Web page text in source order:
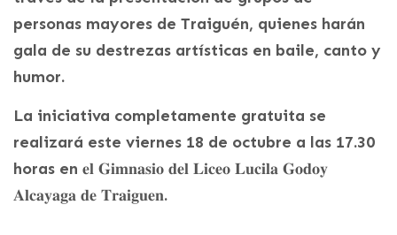
personas mayores de Traiguén, quienes harán
gala de su destrezas artísticas en baile, canto y
humor.
La iniciativa completamente gratuita se
realizará este viernes 18 de octubre a las 17.30
horas en 𝐞𝐥 𝐆𝐢𝐦𝐧𝐚𝐬𝐢𝐨 𝐝𝐞𝐥 𝐋𝐢𝐜𝐞𝐨 𝐋𝐮𝐜𝐢𝐥𝐚 𝐆𝐨𝐝𝐨𝐲
𝐀𝐥𝐜𝐚𝐲𝐚𝐠𝐚 𝐝𝐞 𝐓𝐫𝐚𝐢𝐠𝐮𝐞𝐧.